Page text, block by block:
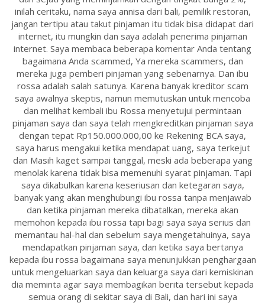
inilah ceritaku, nama saya annisa dari bali, pemilik restoran,
jangan tertipu atau takut pinjaman itu tidak bisa didapat dari
internet, itu mungkin dan saya adalah penerima pinjaman
internet. Saya membaca beberapa komentar Anda tentang
bagaimana Anda scammed, Ya mereka scammers, dan
mereka juga pemberi pinjaman yang sebenarnya. Dan ibu
rossa adalah salah satunya. Karena banyak kreditor scam
saya awalnya skeptis, namun memutuskan untuk mencoba
dan melihat kembali ibu Rossa menyetujui permintaan
pinjaman saya dan saya telah mengkreditkan pinjaman saya
dengan tepat Rp150.000.000,00 ke Rekening BCA saya,
saya harus mengakui ketika mendapat uang, saya terkejut
dan Masih kaget sampai tanggal, meski ada beberapa yang
menolak karena tidak bisa memenuhi syarat pinjaman. Tapi
saya dikabulkan karena keseriusan dan ketegaran saya,
banyak yang akan menghubungi ibu rossa tanpa menjawab
dan ketika pinjaman mereka dibatalkan, mereka akan
memohon kepada ibu rossa tapi bagi saya saya serius dan
memantau hal-hal dan sebelum saya mengetahuinya, saya
mendapatkan pinjaman saya, dan ketika saya bertanya
kepada ibu rossa bagaimana saya menunjukkan penghargaan
untuk mengeluarkan saya dan keluarga saya dari kemiskinan
dia meminta agar saya membagikan berita tersebut kepada
semua orang di sekitar saya di Bali, dan hari ini saya